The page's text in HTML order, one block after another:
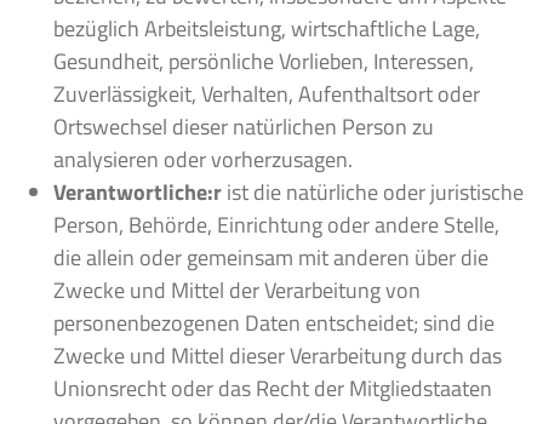
bezüglich Arbeitsleistung, wirtschaftliche Lage,
Gesundheit, persönliche Vorlieben, Interessen,
Zuverlässigkeit, Verhalten, Aufenthaltsort oder
Ortswechsel dieser natürlichen Person zu
analysieren oder vorherzusagen.
Verantwortliche:rist die natürliche oder juristische
Person, Behörde, Einrichtung oder andere Stelle,
die allein oder gemeinsam mit anderen über die
Zwecke und Mittel der Verarbeitung von
personenbezogenen Daten entscheidet; sind die
Zwecke und Mittel dieser Verarbeitung durch das
Unionsrecht oder das Recht der Mitgliedstaaten